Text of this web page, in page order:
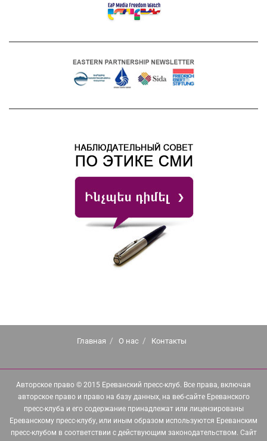
Главная О нас Контакты
Авторское право © 2015 Ереванский пресс-клуб. Все права, включая
авторское право и право на базу данных, на веб-сайте Ереванского
пресс-клуба и его содержание принадлежат или лицензированы
Ереванскому пресс-клубу, или иным образом используются Ереванским
пресс-клубом в соответствии с действующим законодательством. Сайт